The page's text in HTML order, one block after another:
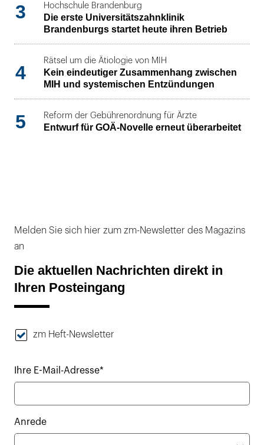
3
Hochschule Brandenburg
Die erste Universitätszahnklinik
Brandenburgs startet heute ihren Betrieb
4
Rätsel um die Ätiologie von MIH
Kein eindeutiger Zusammenhang zwischen
MIH und systemischen Entzündungen
5 Reform der Gebührenordnung für Ärzte
Entwurf für GOÄ-Novelle erneut überarbeitet
Melden Sie sich hier zum zm-Newsletter des Magazins
an
Die aktuellen Nachrichten direkt in
Ihren Posteingang
zm Heft-Newsletter
Ihre E-Mail-Adresse*
Anrede